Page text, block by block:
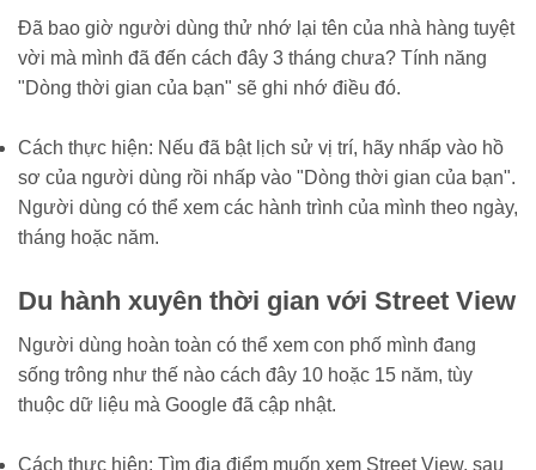
Đã bao giờ người dùng thử nhớ lại tên của nhà hàng tuyệt
vời mà mình đã đến cách đây 3 tháng chưa? Tính năng
"Dòng thời gian của bạn" sẽ ghi nhớ điều đó.
Cách thực hiện: Nếu đã bật lịch sử vị trí, hãy nhấp vào hồ
sơ của người dùng rồi nhấp vào "Dòng thời gian của bạn".
Người dùng có thể xem các hành trình của mình theo ngày,
tháng hoặc năm.
Du hành xuyên thời gian với Street View
Người dùng hoàn toàn có thể xem con phố mình đang
sống trông như thế nào cách đây 10 hoặc 15 năm, tùy
thuộc dữ liệu mà Google đã cập nhật.
Cách thực hiện: Tìm địa điểm muốn xem Street View, sau